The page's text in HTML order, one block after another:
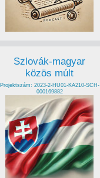
Szlovák-magyar
közös múlt
Projektszám: 2023-2-HU01-KA210-SCH-
000169882